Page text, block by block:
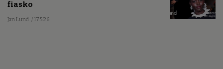
fiasko
Jan Lund / 17.5.26